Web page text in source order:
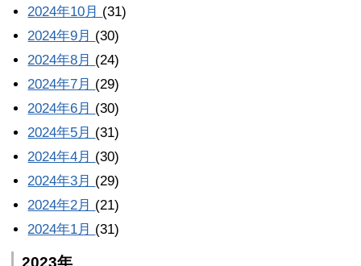
2024年10月 (31)
2024年9月 (30)
2024年8月 (24)
2024年7月 (29)
2024年6月 (30)
2024年5月 (31)
2024年4月 (30)
2024年3月 (29)
2024年2月 (21)
2024年1月 (31)
2023年